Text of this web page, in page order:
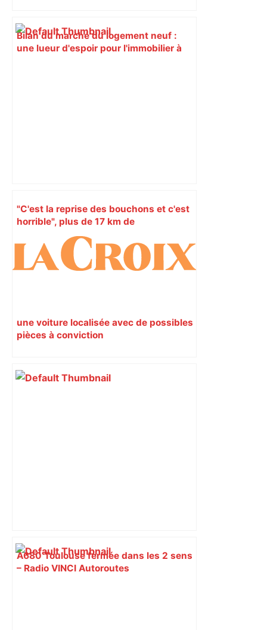
Bilan du marché du logement neuf :
une lueur d'espoir pour l'immobilier à
"C'est la reprise des bouchons et c'est
horrible", plus de 17 km de
ralentissements autour de Toulouse ce
jeudi matin, on vous donne les
secteurs à éviter – ladepeche.fr
une voiture localisée avec de possibles
pièces à conviction
A680 Toulouse fermée dans les 2 sens
– Radio VINCI Autoroutes